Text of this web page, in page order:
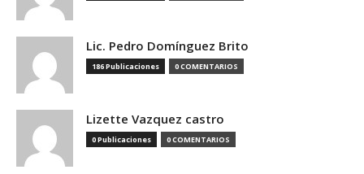
Lic. Pedro Domínguez Brito
186 Publicaciones 0 COMENTARIOS
Lizette Vazquez castro
0 Publicaciones 0 COMENTARIOS